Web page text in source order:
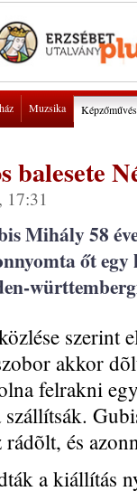
Muzsika
balesete
Mihály 58
őt egy
szerint
akkor
felrakni
és
a kiállítás